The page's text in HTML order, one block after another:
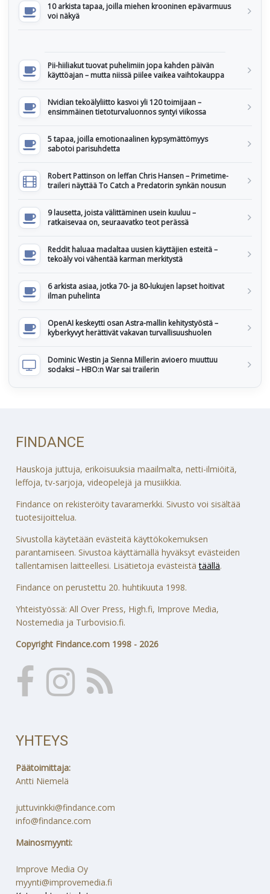
10 arkista tapaa, joilla miehen krooninen epävarmuus
voi näkyä
Pii-hiiliakut tuovat puhelimiin jopa kahden päivän
käyttöajan – mutta niissä piilee vaikea vaihtokauppa
Nvidian tekoälyliitto kasvoi yli 120 toimijaan –
ensimmäinen tietoturvaluonnos syntyi viikossa
5 tapaa, joilla emotionaalinen kypsymättömyys
sabotoi parisuhdetta
Robert Pattinson on leffan Chris Hansen – Primetime-
traileri näyttää To Catch a Predatorin synkän nousun
9 lausetta, joista välittäminen usein kuuluu –
ratkaisevaa on, seuraavatko teot perässä
Reddit haluaa madaltaa uusien käyttäjien esteitä –
tekoäly voi vähentää karman merkitystä
6 arkista asiaa, jotka 70- ja 80-lukujen lapset hoitivat
ilman puhelinta
OpenAI keskeytti osan Astra-mallin kehitystyöstä –
kyberkyvyt herättivät vakavan turvallisuushuolen
Dominic Westin ja Sienna Millerin avioero muuttuu
sodaksi – HBO:n War sai trailerin
FINDANCE
Hauskoja juttuja, erikoisuuksia maailmalta, netti-ilmiöitä,
leffoja, tv-sarjoja, videopelejä ja musiikkia.
Findance on rekisteröity tavaramerkki. Sivusto voi sisältää
tuotesijoittelua.
Sivustolla käytetään evästeitä käyttökokemuksen
parantamiseen. Sivustoa käyttämällä hyväksyt evästeiden
tallentamisen laitteellesi. Lisätietoja evästeistätäällä.
Findance on perustettu 20. huhtikuuta 1998.
Yhteistyössä: All Over Press, High.fi, Improve Media,
Nostemedia ja Turbovisio.fi.
Copyright Findance.com 1998 - 2026
YHTEYS
Päätoimittaja:
Antti Niemelä
juttuvinkki@findance.com
info@findance.com
Mainosmyynti:
Improve Media Oy
myynti@improvemedia.fi